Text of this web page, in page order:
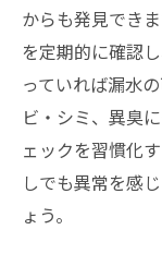
からも発見でき
を定期的に確認
っていれば漏水
ビ・シミ、異臭
ェックを習慣化
しでも異常を感
ょう。